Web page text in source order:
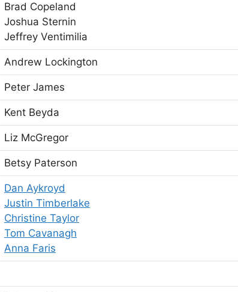
Brad Copeland
Joshua Sternin
Jeffrey Ventimilia
Andrew Lockington
Peter James
Kent Beyda
Liz McGregor
Betsy Paterson
Dan Aykroyd
Justin Timberlake
Christine Taylor
Tom Cavanagh
Anna Faris